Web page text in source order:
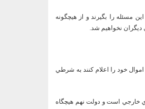
مسئله را بگيرند و از هيچگونه
ديگران نخواهيم شد.
خود را اعلام کنند به شرطي
خارجي است و دولت نهم هيچگاه